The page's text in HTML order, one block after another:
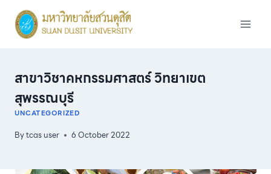
content
สาขาวิชาคหกรรมศาสตร์ วิทยาเขต
สุพรรณบุรี
UNCATEGORIZED
Bytcas user 6 October 2022